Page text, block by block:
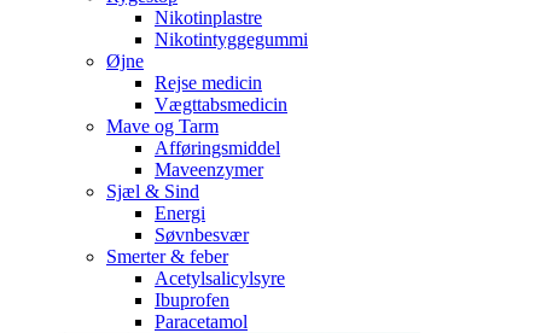
Nikotinplastre
Nikotintyggegummi
Øjne
Rejse medicin
Vægttabsmedicin
Mave og Tarm
Afføringsmiddel
Maveenzymer
Sjæl & Sind
Energi
Søvnbesvær
Smerter & feber
Acetylsalicylsyre
Ibuprofen
Paracetamol